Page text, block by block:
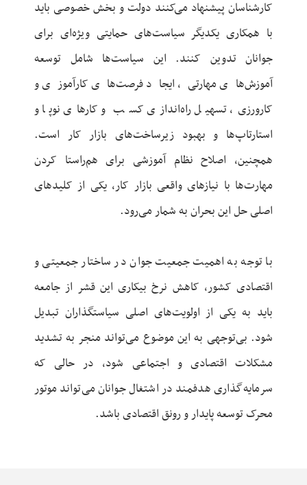
کارشناسان پیشنهاد می‌کنند دولت و بخش خصوصی باید
با همکاری یکدیگر سیاست‌های حمایتی ویژه‌ای برای
جوانان تدوین کنند. این سیاست‌ها شامل توسعه
آموزش‌های مهارتی، ایجاد فرصت‌های کارآموزی و
کارورزی، تسهیل راه‌اندازی کسب و کارهای نوپا و
استارتاپ‌ها و بهبود زیرساخت‌های بازار کار است.
همچنین، اصلاح نظام آموزشی برای هم‌راستا کردن
مهارت‌ها با نیازهای واقعی بازار کار، یکی از کلیدهای
اصلی حل این بحران به شمار می‌رود.
با توجه به اهمیت جمعیت جوان در ساختار جمعیتی و
اقتصادی کشور، کاهش نرخ بیکاری این قشر از جامعه
باید به یکی از اولویت‌های اصلی سیاستگذاران تبدیل
شود. بی‌توجهی به این موضوع می‌تواند منجر به تشدید
مشکلات اقتصادی و اجتماعی شود، در حالی که
سرمایه‌گذاری هدفمند در اشتغال جوانان می‌تواند موتور
محرک توسعه پایدار و رونق اقتصادی باشد.